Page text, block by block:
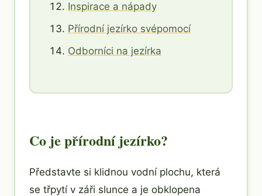
Inspirace a nápady
Přírodní jezírko svépomocí
Odborníci na jezírka
Co je přírodní jezírko?
Představte si klidnou vodní plochu, která
se třpytí v záři slunce a je obklopena